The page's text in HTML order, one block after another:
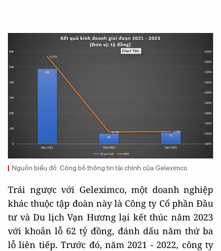
Nguồn biểu đồ: Công bố thông tin tài chính của Geleximco
Trái ngược với Geleximco, một doanh nghiệp
khác thuộc tập đoàn này là Công ty Cổ phần Đầu
tư và Du lịch Vạn Hương lại kết thúc năm 2023
với khoản lỗ 62 tỷ đồng, đánh dấu năm thứ ba
lỗ liên tiếp. Trước đó, năm 2021 - 2022, công ty